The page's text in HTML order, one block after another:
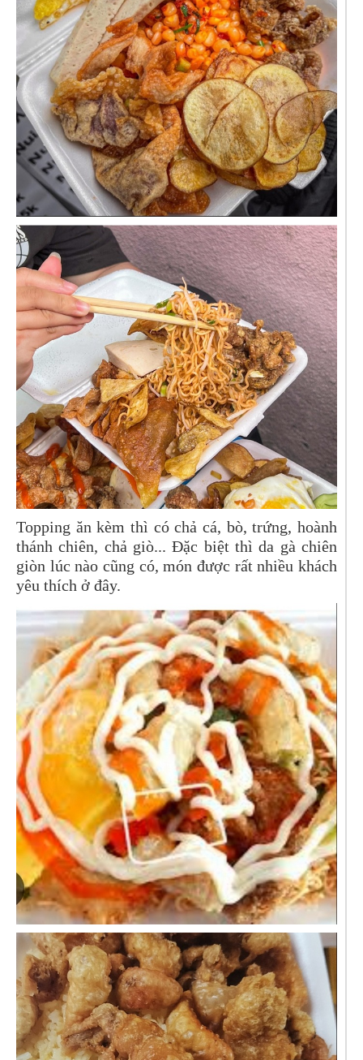
Topping ăn kèm thì có chả cá, bò, trứng, hoành
thánh chiên, chả giò... Đặc biệt thì da gà chiên
giòn lúc nào cũng có, món được rất nhiều khách
yêu thích ở đây.